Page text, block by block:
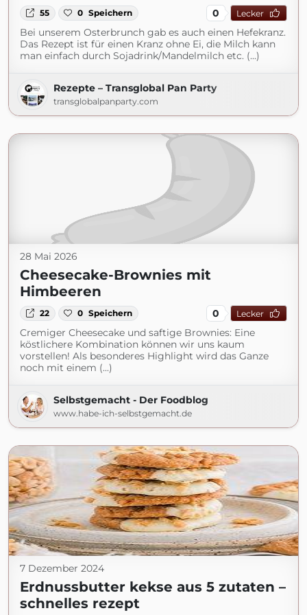
55 0 Speichern 0 Lecker
Bei unserem Osterbrunch gab es auch einen Hefekranz.
Das Rezept ist für einen Kranz ohne Ei, die Milch kann
man einfach durch Sojadrink/Mandelmilch etc. (...)
Rezepte – Transglobal Pan Party
transglobalpanparty.com
28 Mai 2026
Cheesecake-Brownies mit
Himbeeren
22 0 Speichern 0 Lecker
Cremiger Cheesecake und saftige Brownies: Eine
köstlichere Kombination können wir uns kaum
vorstellen! Als besonderes Highlight wird das Ganze
noch mit einem (...)
Selbstgemacht - Der Foodblog
www.habe-ich-selbstgemacht.de
7 Dezember 2024
Erdnussbutter kekse aus 5 zutaten –
schnelles rezept